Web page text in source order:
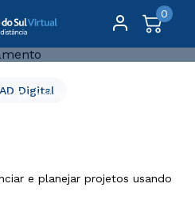
0
e Tecnologia
e
Digital
e planejar projetos usando